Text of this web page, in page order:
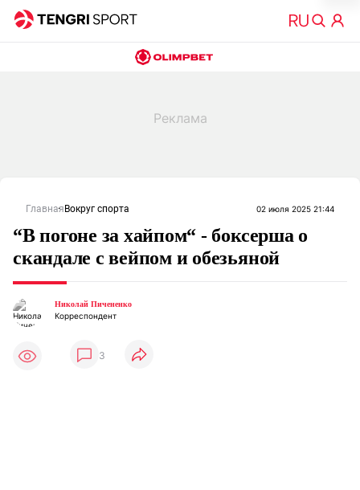
Главная Вокруг спорта 02 июля 2025 21:44
“В погоне за хайпом“ - боксерша о
скандале с вейпом и обезьяной
Николай Пичененко
Корреспондент
3